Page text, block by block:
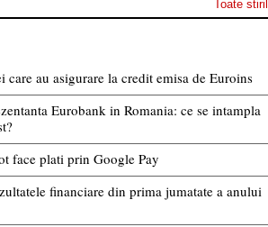
Toate
care au asigurare la credit emisa de Euroins
Eurobank in Romania: ce se intampla
face plati prin Google Pay
financiare din prima jumatate a anului